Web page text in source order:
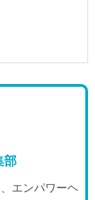
部
エンパワーヘ